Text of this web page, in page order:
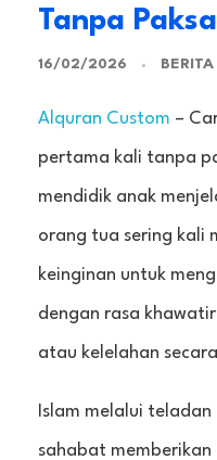
Tanpa
16/02/2026
Alquran Custom –
pertama kali tanpa
mendidik anak
orang tua sering kali
keinginan untuk
dengan rasa
atau kelelahan
Islam melalui
sahabat